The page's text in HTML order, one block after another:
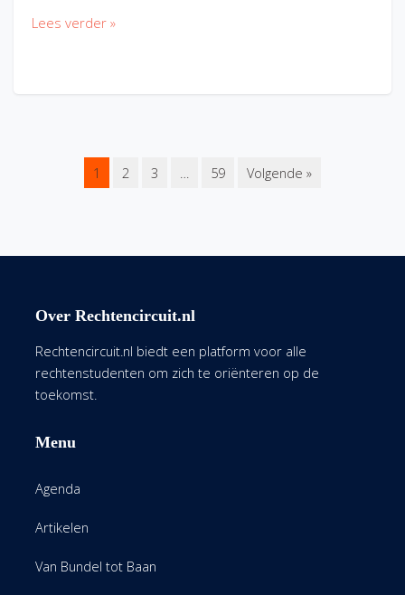
Lees verder »
1 2 3 … 59 Volgende »
Over Rechtencircuit.nl
Rechtencircuit.nl biedt een platform voor alle
rechtenstudenten om zich te oriënteren op de
toekomst.
Menu
Agenda
Artikelen
Van Bundel tot Baan